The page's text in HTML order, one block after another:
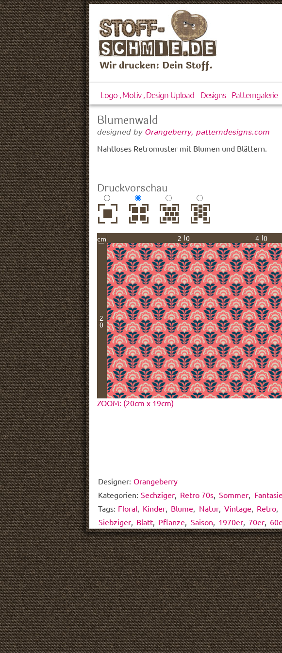
Wir drucken: Dein Stoff.
Logo-, Motiv-, Design-Upload Designs Patterngalerie
Blumenwald
designed by Orangeberry, patterndesigns.com
Nahtloses Retromuster mit Blumen und Blättern.
Druckvorschau
cm 20 40
2
0
ZOOM: (20cm x 19cm)
Designer: Orangeberry
Kategorien: Sechziger Retro 70s Sommer
Tags: Floral Kinder Blume Natur, Vintage Retro
Siebziger Blatt Pflanze Saison 1970er, 70er